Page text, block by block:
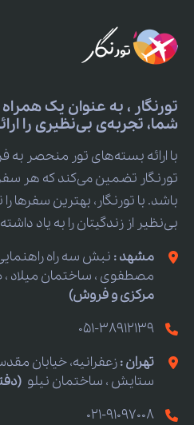
تورنگار ، به عنوان یک
شما، تجربه‌ی بی‌نظیری را
با ارائه بسته‌های تور منحصر به
تورنگار تضمین می‌کند که هر
باشد. با تورنگار، بهترین سفرها
بی‌نظیر از زندگیتان را به یاد
مشهد : نبش سه راه
مصطفوی ، ساختمان میلاد ، طبقه 2 ،
مرکزی و فروش)
051-38912139
تهران :زعفرانیه، خیابان
ستایش ، ساختمان نیلو
021-91097008